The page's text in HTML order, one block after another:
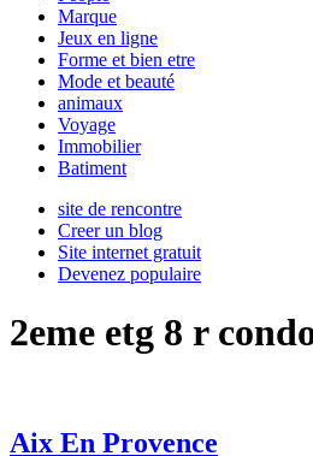
Marque
Jeux en ligne
Forme et bien etre
Mode et beauté
animaux
Voyage
Immobilier
Batiment
site de rencontre
Creer un blog
Site internet gratuit
Devenez populaire
2eme etg 8 r
Aix En Provence